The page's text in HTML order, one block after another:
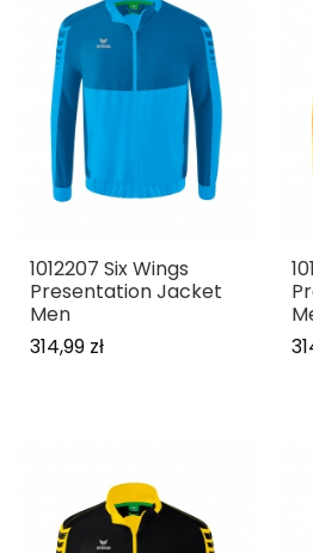
1012207 Six Wings
Presentation Jacket
Men
314,99 zł